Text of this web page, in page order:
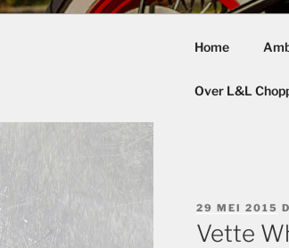
Home
Over L&L
GEPLAATST
OP
29 MEI 2015
Vette